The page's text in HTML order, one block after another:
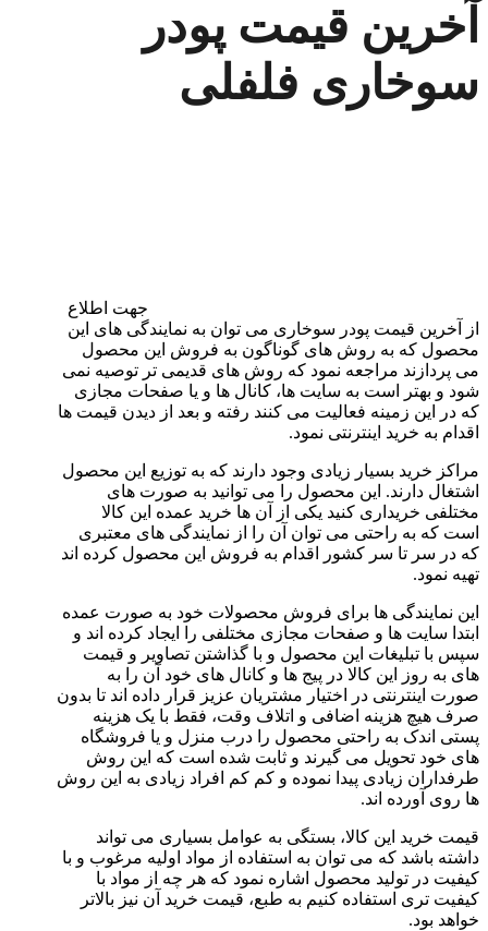
آخرین قیمت پودر
سوخاری فلفلی
جهت اطلاع
از آخرین قیمت پودر سوخاری می توان به نمایندگی های این
محصول که به روش های گوناگون به فروش این محصول
می پردازند مراجعه نمود که روش های قدیمی تر توصیه نمی
شود و بهتر است به سایت ها، کانال ها و یا صفحات مجازی
که در این زمینه فعالیت می کنند رفته و بعد از دیدن قیمت ها
اقدام به خرید اینترنتی نمود.
مراکز خرید بسیار زیادی وجود دارند که به توزیع این محصول
اشتغال دارند. این محصول را می توانید به صورت های
مختلفی خریداری کنید یکی از آن ها خرید عمده این کالا
است که به راحتی می توان آن را از نمایندگی های معتبری
که در سر تا سر کشور اقدام به فروش این محصول کرده اند
تهیه نمود.
این نمایندگی ها برای فروش محصولات خود به صورت عمده
ابتدا سایت ها و صفحات مجازی مختلفی را ایجاد کرده اند و
سپس با تبلیغات این محصول و با گذاشتن تصاویر و قیمت
های به روز این کالا در پیج ها و کانال های خود آن را به
صورت اینترنتی در اختیار مشتریان عزیز قرار داده اند تا بدون
صرف هیچ هزینه اضافی و اتلاف وقت، فقط با یک هزینه
پستی اندک به راحتی محصول را درب منزل و یا فروشگاه
های خود تحویل می گیرند و ثابت شده است که این روش
طرفداران زیادی پیدا نموده و کم کم افراد زیادی به این روش
ها روی آورده اند.
قیمت خرید این کالا، بستگی به عوامل بسیاری می تواند
داشته باشد که می توان به استفاده از مواد اولیه مرغوب و با
کیفیت در تولید محصول اشاره نمود که هر چه از مواد با
کیفیت تری استفاده کنیم به طبع، قیمت خرید آن نیز بالاتر
خواهد بود.